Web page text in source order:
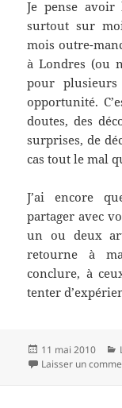
Je pense
surtout sur
mois outre-
à Londres (ou
pour
opportunité.
doutes, des
surprises, de
cas tout le mal
J’ai encore
partager avec
un ou deux
retourne à
conclure, à
tenter
Publié
le
11 mai 2010
Laisser un